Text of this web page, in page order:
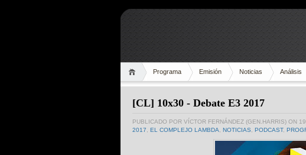
Programa Emisión Noticias Análisis
[CL] 10x30 - Debate E3 2017
PUBLICADO POR VÍCTOR FERNÁNDEZ (GEN.HARRIS) ON
2017
EL COMPLEJO LAMBDA NOTICIAS PODCAST,